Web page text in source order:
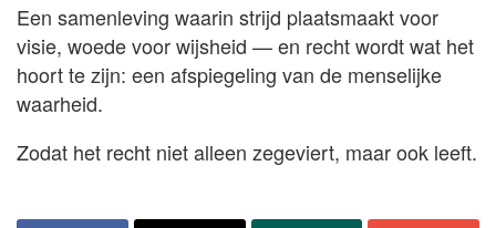
Een samenleving waarin strijd plaatsmaakt voor
visie, woede voor wijsheid — en recht wordt wat het
hoort te zijn: een afspiegeling van de menselijke
waarheid.
Zodat het recht niet alleen zegeviert, maar ook leeft.